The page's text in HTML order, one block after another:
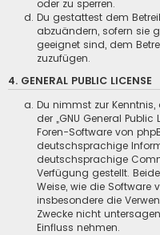
oder zu sperren.
Du gestattest dem
abzuändern, sofern sie
geeignet sind, dem
zuzufügen.
4. GENERAL PUBLIC LICENSE
Du nimmst zur
der „GNU General Public
Foren-Software von
deutschsprachige
deutschsprachige
Verfügung gestellt.
Weise, wie die Software
insbesondere die
Zwecke nicht
Einfluss nehmen.